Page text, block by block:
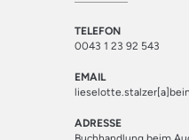
TELEFON
0043 1 23 92 543
EMAIL
ADRESSE